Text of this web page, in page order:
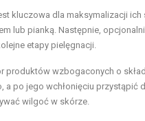
kluczowa dla maksymalizacji
lub pianką. Następnie,
etapy pielęgnacji.
produktów wzbogaconych o
a po jego wchłonięciu
wilgoć w skórze.